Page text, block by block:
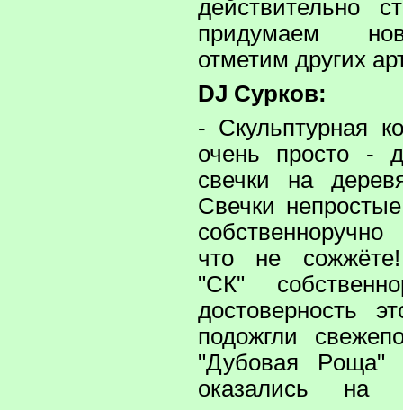
действительно
придумаем
отметим других
DJ Сурков:
- Скульптурная
очень просто -
свечки на
Свечки
что не сожжёте!
"СК"
достоверность
подожгли
"Дубовая Pоща"
оказались